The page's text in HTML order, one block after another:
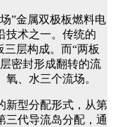
”金属双极板燃料电
技术之一。传统的
层构成。而“两板
密封形成翻转的流
、水三个流场。
新型分配形式，从第
三代导流岛分配，通